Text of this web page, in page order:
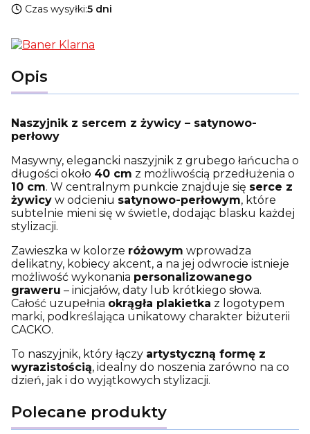
Czas wysyłki:5 dni
Opis
Naszyjnik z sercem z żywicy – satynowo-
perłowy
Masywny, elegancki naszyjnik z grubego łańcucha o
długości około 40 cm z możliwością przedłużenia o
10 cm. W centralnym punkcie znajduje się serce z
żywicy w odcieniu satynowo-perłowym, które
subtelnie mieni się w świetle, dodając blasku każdej
stylizacji.
Zawieszka w kolorze różowym wprowadza
delikatny, kobiecy akcent, a na jej odwrocie istnieje
możliwość wykonania personalizowanego
graweru – inicjałów, daty lub krótkiego słowa.
Całość uzupełnia okrągła plakietka z logotypem
marki, podkreślająca unikatowy charakter biżuterii
CACKO.
To naszyjnik, który łączy artystyczną formę z
wyrazistością, idealny do noszenia zarówno na co
dzień, jak i do wyjątkowych stylizacji.
Polecane produkty